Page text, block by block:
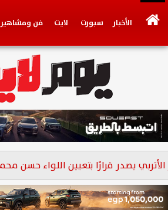
الأخبار سبورت لايت فن ومشاهير
وجهات نظر فيديو
يصدر قرارًا بتعيين اللواء حسن محمد...